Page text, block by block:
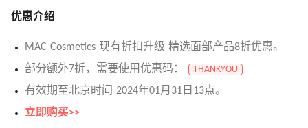
优惠介绍
MAC Cosmetics 现有折扣升级 精选面部产品8折优惠。
部分额外7折，需要使用优惠码：
THANKYOU
有效期至北京时间 2024年01月31日13点。
立即购买>>